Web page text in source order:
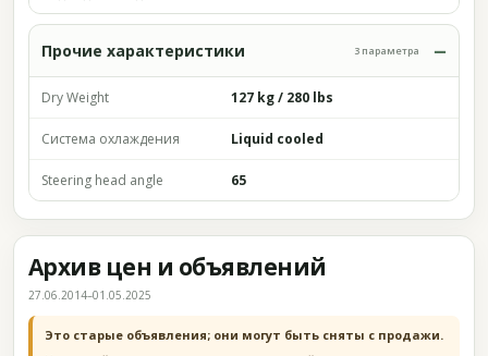
Прочие характеристики 3 параметра
Dry Weight 127 kg / 280 lbs
Система охлаждения Liquid cooled
Steering head angle 65
Архив цен и объявлений
27.06.2014–01.05.2025
Это старые объявления; они могут быть сняты с продажи.